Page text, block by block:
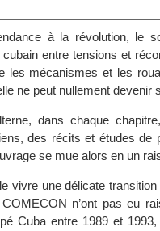
à la révolution,
entre tensions et
les mécanismes et les
ne peut nullement
dans chaque
des récits et études
se mue alors en un
vivre une délicate
n’ont pas eu
Cuba entre 1989 et